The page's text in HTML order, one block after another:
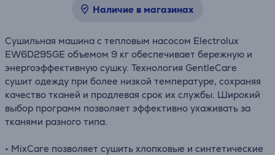
Наличие в магазинах
Cушильная машина с тепловым насосом Electrolux
EW6D295GE объемом 9 кг обеспечивает бережную и
энергоэффективную сушку. Технология GentleCare
сушит одежду при более низкой температуре, сохраняя
качество тканей и продлевая срок их службы. Широкий
выбор программ позволяет эффективно ухаживать за
тканями разного типа.
• MixCare позволяет сушить хлопковые и синтетические